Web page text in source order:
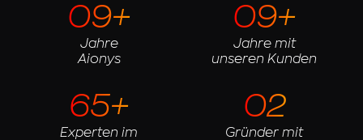
09+
Jahre
Aionys
09+
Jahre mit
unseren Kunden
65+
Experten im
02
Gründer mit